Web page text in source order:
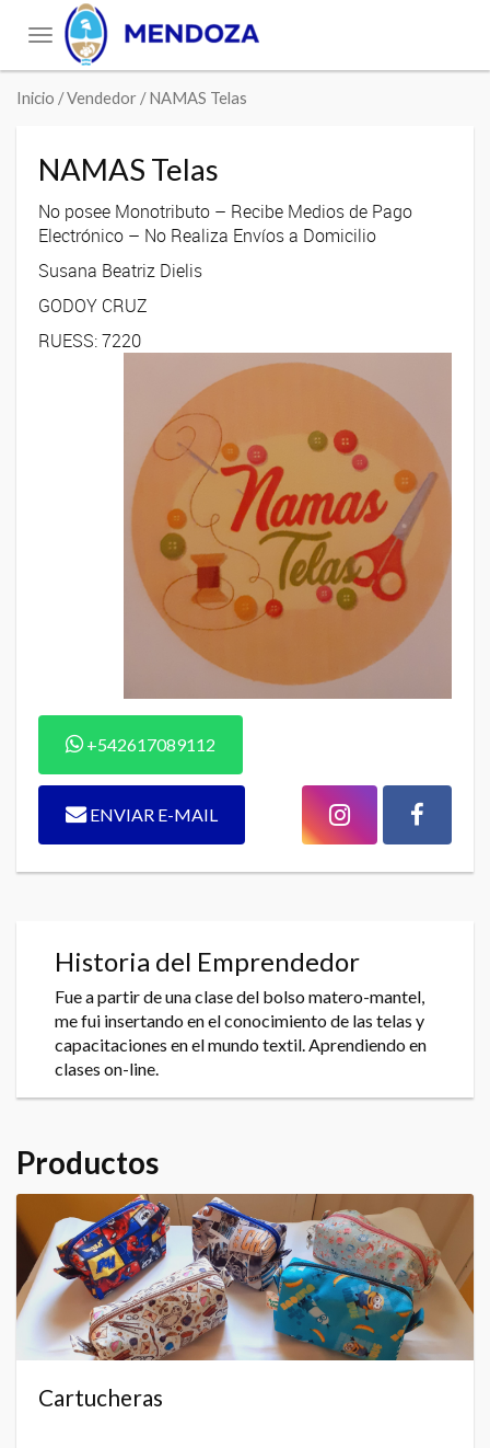
Toggle
navigation
Inicio / Vendedor / NAMAS Telas
NAMAS Telas
No posee Monotributo – Recibe Medios de Pago
Electrónico – No Realiza Envíos a Domicilio
Susana Beatriz Dielis
GODOY CRUZ
RUESS: 7220
+542617089112
ENVIAR E-MAIL
Historia del Emprendedor
Fue a partir de una clase del bolso matero-mantel,
me fui insertando en el conocimiento de las telas y
capacitaciones en el mundo textil. Aprendiendo en
clases on-line.
Productos
Cartucheras